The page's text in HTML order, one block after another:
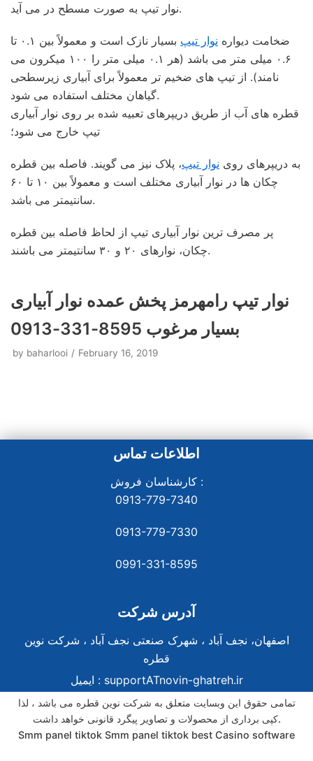
نوار تیپ به صورت مسطح در می آید.
ضخامت دیواره نوار تیپ
بسیار نازک است و معمولاً بین ۰.۱ تا
۰.۶ میلی متر می باشد (هر ۰.۱ میلی متر را ۱۰۰ میکرون می
نامند). از تیپ های ضخیم تر معمولاً برای آبیاری زیرسطحی
گیاهان مختلف استفاده می شود.
قطره های آب از طریق دریپرهای تعبیه شده بر روی نوار آبیاری
تیپ خارج می شود؛
به دریپرهای روی نوار تیپ، پلاک نیز می گویند. فاصله بین قطره
چکان ها در نوار آبیاری مختلف است و معمولاً بین ۱۰ تا ۶۰
سانتیمتر می باشد.
پر مصرف ترین نوار آبیاری تیپ از لحاظ فاصله بین قطره
چکان، نوارهای ۲۰ و ۳۰ سانتیمتر می باشند.
نوار تیپ رامهرمز پخش عمده نوار آبیاری
بسیار مرغوب 8595-331-0913
by baharlooi February 16, 2019
اطلاعات تماس
کارشناسان فروش :
0913-779-7340
0913-779-7330
0991-331-8595
آدرس شرکت
اصفهان، نجف آباد ، شهرک صنعتی نجف آباد ، شرکت نوین
قطره
ایمیل : supportATnovin-ghatreh.ir
تمامی حقوق این وبسایت متعلق به شرکت نوین قطره می باشد ، لذا
کپی برداری از محصولات و تصاویر پیگرد قانونی خواهد داشت.
Smm panel tiktok Smm panel tiktok best Casino software